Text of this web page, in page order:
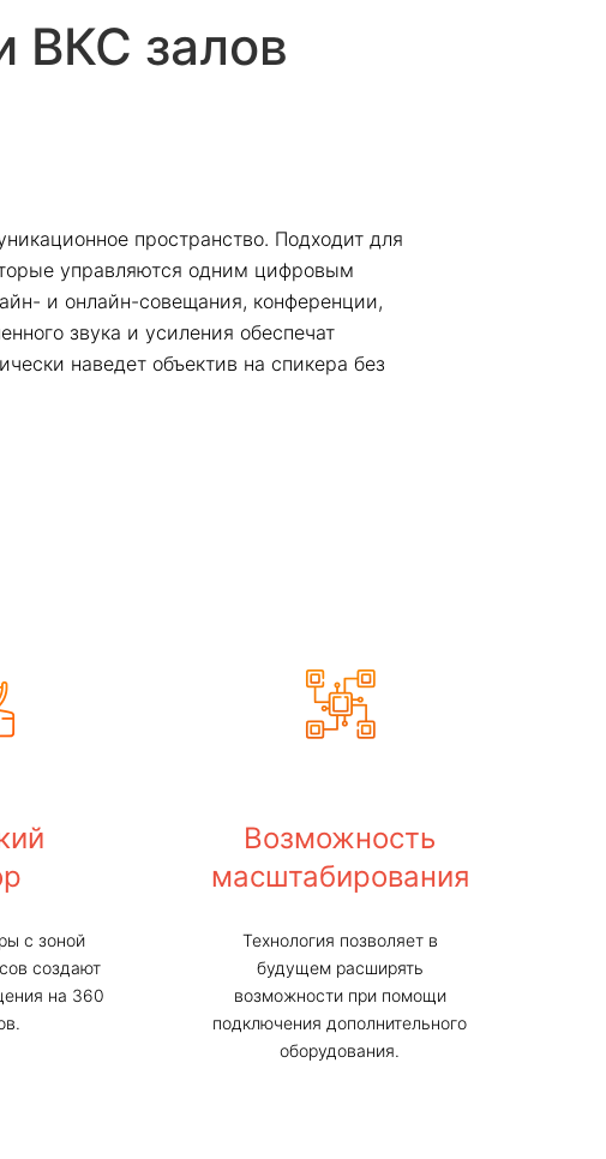
ВКС залов
пространство. Подходит для
управляются одним цифровым
и онлайн-совещания, конференции,
звука и усиления обеспечат
наведет объектив на спикера без
с зоной
создают
на 360
Возможность
масштабирования
Технология позволяет в
будущем расширять
возможности при помощи
подключения дополнительного
оборудования.